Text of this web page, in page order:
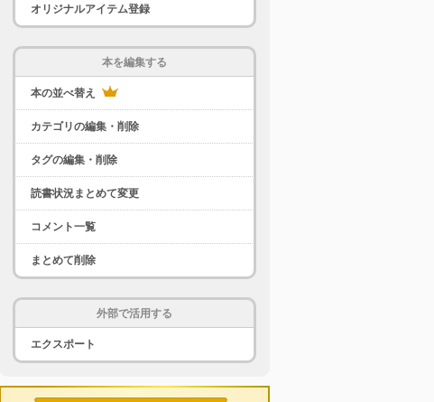
オリジナルアイテム登録
本を編集する
本の並べ替え
カテゴリの編集・削除
タグの編集・削除
読書状況まとめて変更
コメント一覧
まとめて削除
外部で活用する
エクスポート